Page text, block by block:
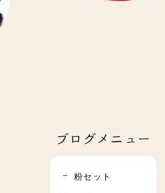
ブログメニュー
粉セット